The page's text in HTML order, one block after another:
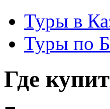
Туры в
Туры по
Где